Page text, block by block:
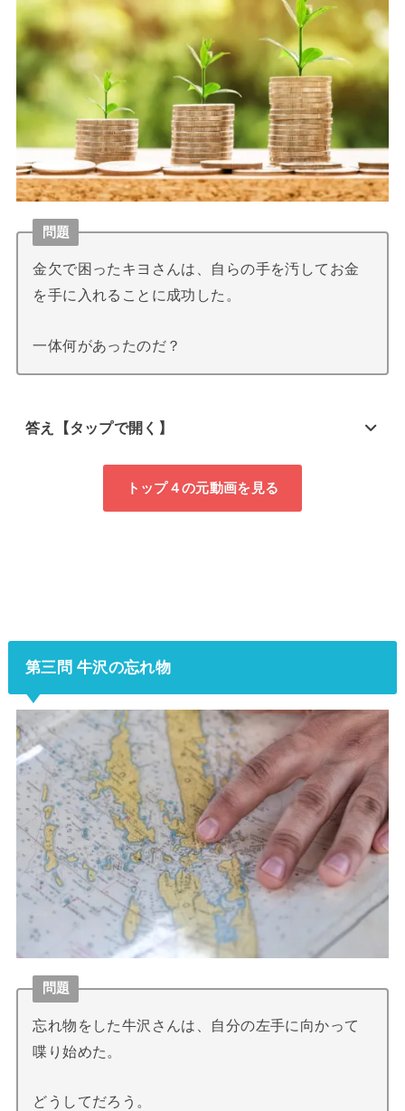
問題
金欠で困ったキヨさんは、自らの手を汚してお金
を手に入れることに成功した。
一体何があったのだ？
答え【タップで開く】
トップ４の元動画を見る
第三問 牛沢の忘れ物
問題
忘れ物をした牛沢さんは、自分の左手に向かって
喋り始めた。
どうしてだろう。